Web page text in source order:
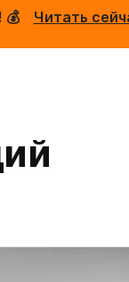
💰 Читать